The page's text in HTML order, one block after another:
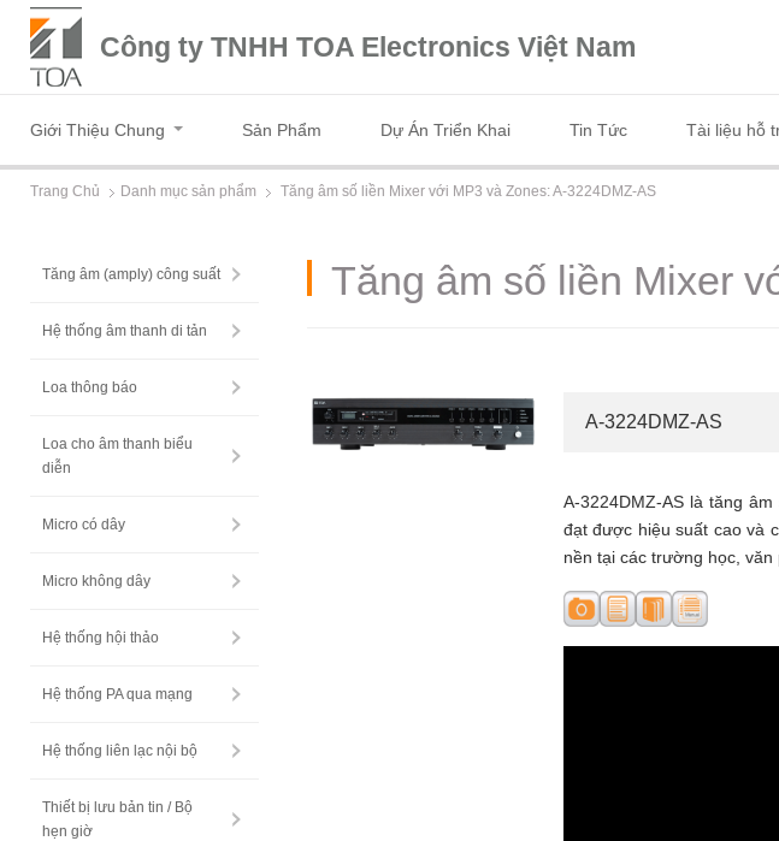
Công ty TNHH TOA Electronics Việt Nam
Giới Thiệu Chung Sản Phẩm Dự Án Triển Khai Tin Tức Tài liệu hỗ
Trang Chủ Danh mục sản phẩm Tăng âm số liền Mixer với MP3 và Zones: A-3224DMZ-AS
Tăng âm số liền Mixer
A-3224DMZ-AS
A-3224DMZ-AS là tăng
đạt được hiệu suất cao và
nền tại các trường học,
Tăng âm (amply) công suất
Hệ thống âm thanh di tản
Loa thông báo
Loa cho âm thanh biểu
diễn
Micro có dây
Micro không dây
Hệ thống hội thảo
Hệ thống PA qua mạng
Hệ thống liên lạc nội bộ
Thiết bị lưu bản tin / Bộ
hẹn giờ